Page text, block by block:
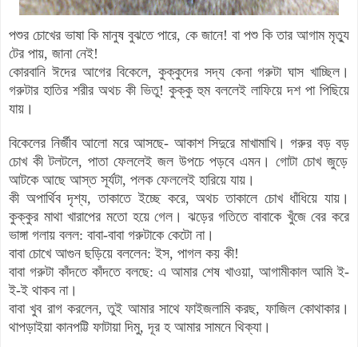
পশুর চোখের ভাষা কি মানুষ বুঝতে পারে, কে জানে! বা পশু কি তার আগাম মৃত্যু
টের পায়, জানা নেই!
কোরবানি ঈদের আগের বিকেলে,কুক্কুদের সদ্য কেনাগরুটা ঘাস খাচ্ছিল ।
গরুটার হাতির শরীর অথচ কী ভিতু! কুক্কু হুম বললেই লাফিয়ে দশ পা পিছিয়ে
যায় ।
বিকেলের নির্জীব আলো মরে আসছে- আকাশ সিদুরে মাখামাখি। গরুর বড় বড়
চোখ কী টলটলে, পাতা ফেললেই জল উপচে পড়বে এমন । গোটা চোখ জুড়ে
আটকে আছে আস্ত সূর্যটা, পলক ফেললেই হারিয়ে যায় ।
কী অপার্থিব দৃশ্য, তাকাতে ইচ্ছে করে,অথচতাকালে চোখ ধাঁধিয়ে যায় ।
কুক্কুর মাথা খারাপের মতো হয়ে গেল । ঝড়ের গতিতেবাবাকে খুঁজে বের করে
ভাঙ্গা গলায় বলল: বাবা-বাবা গরুটাকে কেটো না।
বাবা চোখে আগুন ছড়িয়ে বললেন: ইস, পাগল কয় কী!
বাবা গরুটা কাঁদতে কাঁদতে বলছে: এ আমার শেষ খাওয়া, আগামীকাল আমি ই-
ই-ই থাকব না।
বাবা খুব রাগ করলেন, তুই আমার সাথে ফাইজলামি করছ, ফাজিল কোথাকার ।
থাপড়াইয়া কানপট্টি ফাটায়া দিমু,দূর হ আমার সামনে থিক্যা।